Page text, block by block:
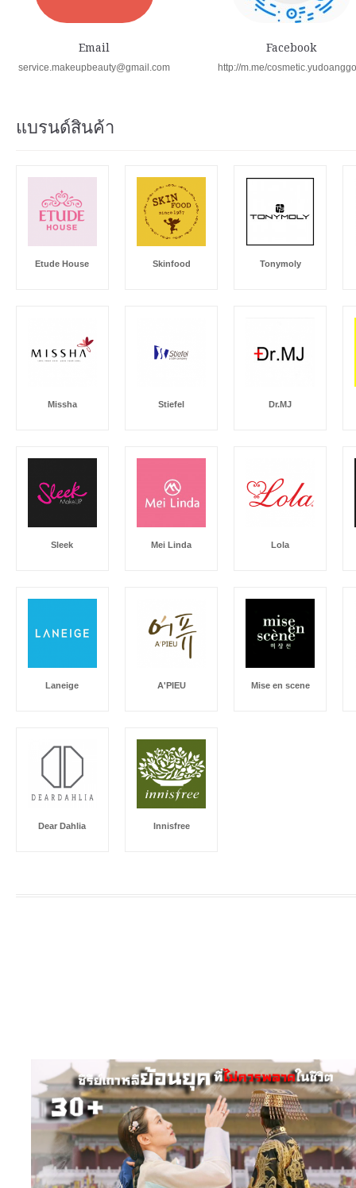
Email
service.makeupbeauty@gmail.com
Facebook
http://m.me/
แบรนด์สินค้า
Etude House Skinfood Tonymoly
Missha Stiefel Dr.MJ
Sleek Mei Linda Lola
Laneige A'PIEU Mise en scene
Dear Dahlia Innisfree